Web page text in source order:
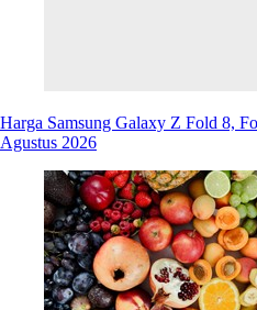
Harga Samsung Galaxy Z Fold 8,
Agustus 2026